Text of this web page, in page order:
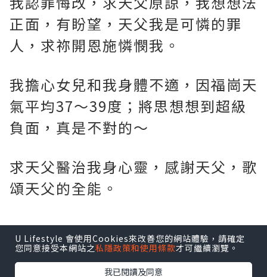
正面，有盼望，天父我是可憐的罪
人，求祢開恩施憐憫我。
我擔心女兒和我身體不適，因福崗天
氣平均37～39度；將思想想到超級
負面，真是不對的～
求天父醫治我身心靈，感謝天父，歌
頌天父的全能。
*本站之內容由作者所提供，並不代表本站的立場。因此本站對
所有博客的立場、真實性、準確性及完整性不負任何法律責
任。
U Lifestyle 會使用Cookies來改善您的網站體驗，請確定
您同意接受本網站之私隱政策和使用條款才可繼續瀏覽。
我已閱讀及同意